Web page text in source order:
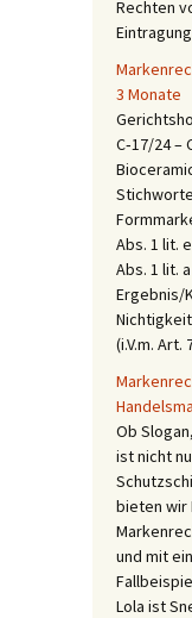
Rechten
3 Monate
C‑17/24 –
Abs. 1 lit.
Abs. 1 lit.
Ergebnis/
(i.V.m.
Ob
ist nicht
bieten wir
und mit
Lola ist